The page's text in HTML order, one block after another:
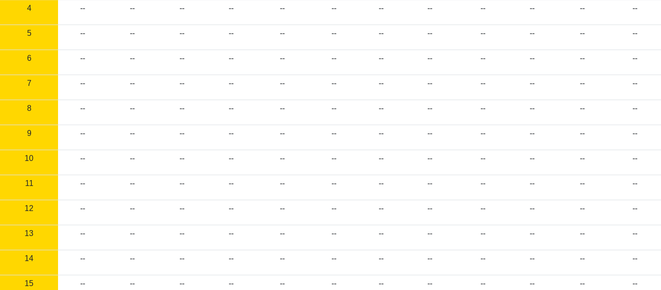
4 -- -- -- -- -- -- -- -- -- -- -- --
5 -- -- -- -- -- -- -- -- -- -- -- --
6 -- -- -- -- -- -- -- -- -- -- -- --
7 -- -- -- -- -- -- -- -- -- -- -- --
8 -- -- -- -- -- -- -- -- -- -- -- --
9 -- -- -- -- -- -- -- -- -- -- -- --
10 -- -- -- -- -- -- -- -- -- -- -- --
11 -- -- -- -- -- -- -- -- -- -- -- --
12 -- -- -- -- -- -- -- -- -- -- -- --
13 -- -- -- -- -- -- -- -- -- -- -- --
14 -- -- -- -- -- -- -- -- -- -- -- --
15 -- -- -- -- -- -- -- -- -- -- -- --